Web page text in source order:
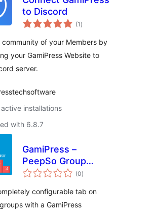
to Discord
(1 total
ratings
)
community of your Members by
your GamiPress Website to
server.
installations
with 6.8.7
GamiPress –
PeepSo Group
Leaderboard(0total
ratings
)
configurable tab on
with a GamiPress